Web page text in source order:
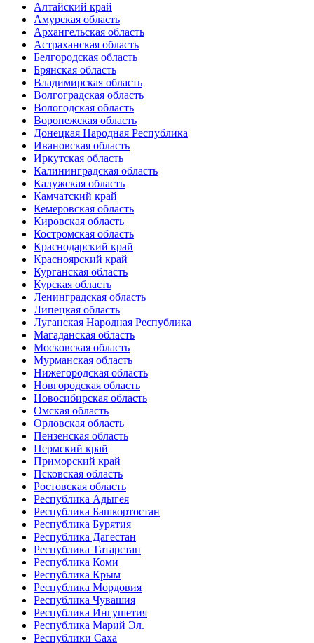
Алтайский край
Амурская область
Архангельская область
Астраханская область
Белгородская область
Брянская область
Владимирская область
Волгоградская область
Вологодская область
Воронежская область
Донецкая Народная Республика
Ивановская область
Иркутская область
Калининградская область
Калужская область
Камчатский край
Кемеровская область
Кировская область
Костромская область
Краснодарский край
Красноярский край
Курганская область
Курская область
Ленинградская область
Липецкая область
Луганская Народная Республика
Магаданская область
Московская область
Мурманская область
Нижегородская область
Новгородская область
Новосибирская область
Омская область
Орловская область
Пензенская область
Пермский край
Приморский край
Псковская область
Ростовская область
Республика Адыгея
Республика Башкортостан
Республика Бурятия
Республика Дагестан
Республика Татарстан
Республика Коми
Республика Крым
Республика Мордовия
Республика Чувашия
Республика Ингушетия
Республика Марий Эл.
Республики Саха